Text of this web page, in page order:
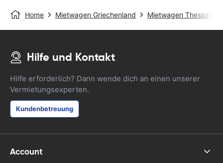
Home Mietwagen Griechenland Mietwagen
Hilfe und Kontakt
Hilfe erforderlich? Dann wende dich an einen unserer
Vermietungsexperten.
Kundenbetreuung
Account